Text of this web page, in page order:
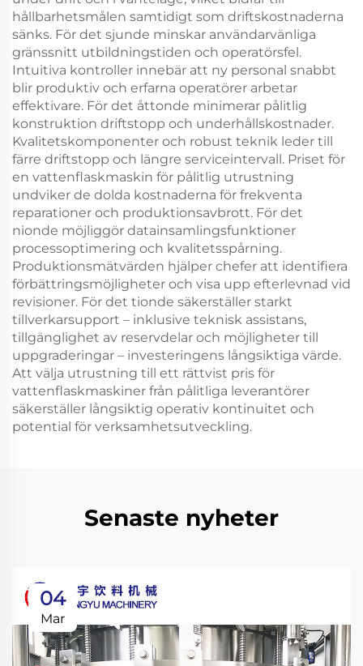
hållbarhetsmålen samtidigt som driftskostnaderna
sänks. För det sjunde minskar användarvänliga
gränssnitt utbildningstiden och operatörsfel.
Intuitiva kontroller innebär att ny personal snabbt
blir produktiv och erfarna operatörer arbetar
effektivare. För det åttonde minimerar pålitlig
konstruktion driftstopp och underhållskostnader.
Kvalitetskomponenter och robust teknik leder till
färre driftstopp och längre serviceintervall. Priset för
en vattenflaskmaskin för pålitlig utrustning
undviker de dolda kostnaderna för frekventa
reparationer och produktionsavbrott. För det
nionde möjliggör datainsamlingsfunktioner
processoptimering och kvalitetsspårning.
Produktionsmätvärden hjälper chefer att identifiera
förbättringsmöjligheter och visa upp efterlevnad vid
revisioner. För det tionde säkerställer starkt
tillverkarsupport – inklusive teknisk assistans,
tillgänglighet av reservdelar och möjligheter till
uppgraderingar – investeringens långsiktiga värde.
Att välja utrustning till ett rättvist pris för
vattenflaskmaskiner från pålitliga leverantörer
säkerställer långsiktig operativ kontinuitet och
potential för verksamhetsutveckling.
Senaste nyheter
04
Mar